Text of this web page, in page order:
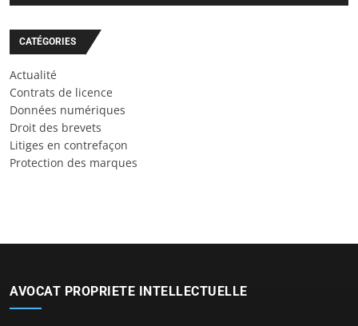
CATÉGORIES
Actualité
Contrats de licence
Données numériques
Droit des brevets
Litiges en contrefaçon
Protection des marques
AVOCAT PROPRIETE INTELLECTUELLE